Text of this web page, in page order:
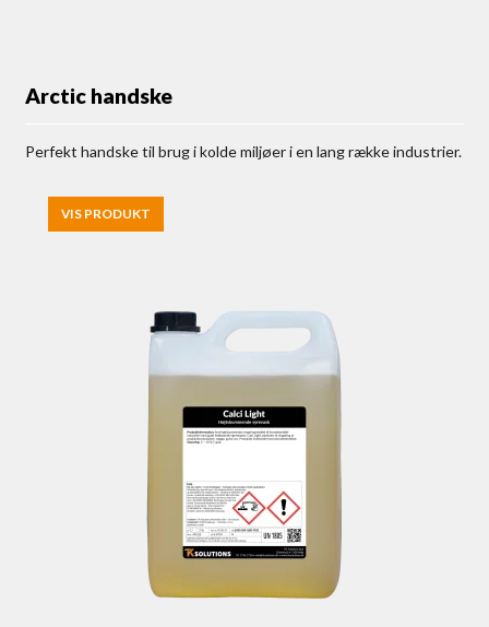
Arctic handske
Perfekt handske til brug i kolde miljøer i en lang række industrier.
VIS PRODUKT